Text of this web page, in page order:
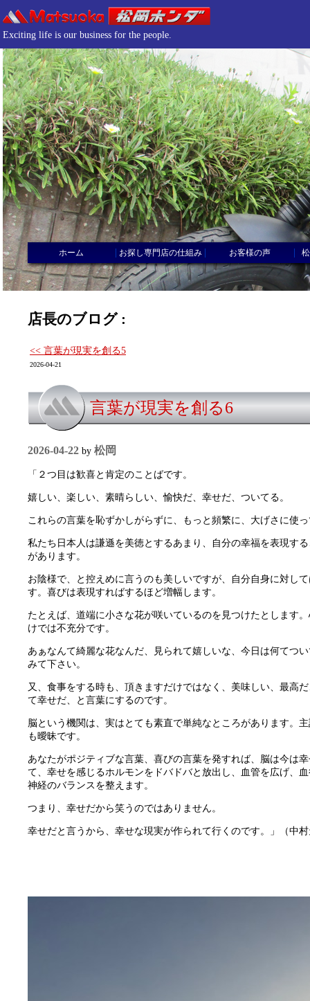
Exciting life is our business for the people.
ホーム お探し専門店の仕組み お客様の声
店長のブログ :
<< 言葉が現実を創る5
2026-04-21
言葉が現実を創る6
2026-04-22 by 松岡
「２つ目は歓喜と肯定のことばです。
嬉しい、楽しい、素晴らしい、愉快だ、幸せだ、ついてる。
これらの言葉を恥ずかしがらずに、もっと頻繁に、大げさに使
私たち日本人は謙遜を美徳とするあまり、自分の幸福を表現す
があります。
お陰様で、と控えめに言うのも美しいですが、自分自身に対し
す。喜びは表現すればするほど増幅します。
たとえば、道端に小さな花が咲いているのを見つけたとします
けでは不充分です。
あぁなんて綺麗な花なんだ、見られて嬉しいな、今日は何てつ
みて下さい。
又、食事をする時も、頂きますだけではなく、美味しい、最高
て幸せだ、と言葉にするのです。
脳という機関は、実はとても素直で単純なところがあります。
も曖昧です。
あなたがポジティブな言葉、喜びの言葉を発すれば、脳は今は
て、幸せを感じるホルモンをドバドバと放出し、血管を広げ、
神経のバランスを整えます。
つまり、幸せだから笑うのではありません。
幸せだと言うから、幸せな現実が作られて行くのです。」（中